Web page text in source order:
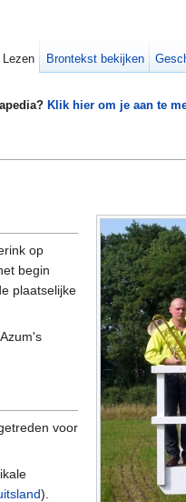
Klik hier om je aan te
op
begin
plaatselijke
voor
).
Lezen Brontekst bekijken